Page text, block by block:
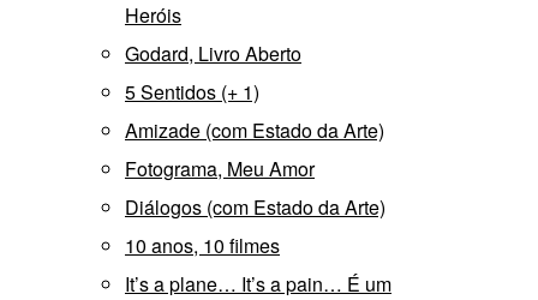
Heróis
Godard, Livro Aberto
5 Sentidos (+ 1)
Amizade (com Estado da Arte)
Fotograma, Meu Amor
Diálogos (com Estado da Arte)
10 anos, 10 filmes
It’s a plane… It’s a pain… É um